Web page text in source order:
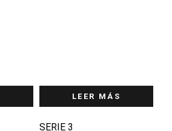
LEER MÁS
SERIE 3